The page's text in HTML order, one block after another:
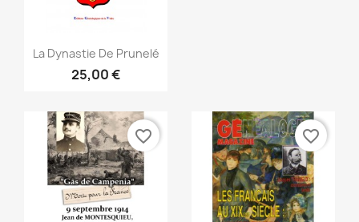
Snabbvy
La Dynastie De Prunelé
25,00 €
favorite_border favorite_border